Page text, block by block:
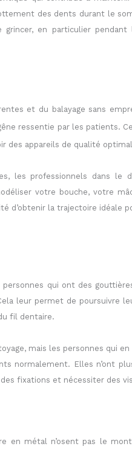
des dents durant le
en particulier pendant
et du balayage sans
ressentie par les patients.
des appareils de qualité
les professionnels dans le
votre bouche, votre
d’obtenir la trajectoire idéale
qui ont des
leur permet de poursuivre
fil dentaire.
mais les personnes qui
normalement. Elles n’ont
fixations et nécessiter des
en métal n’osent pas le